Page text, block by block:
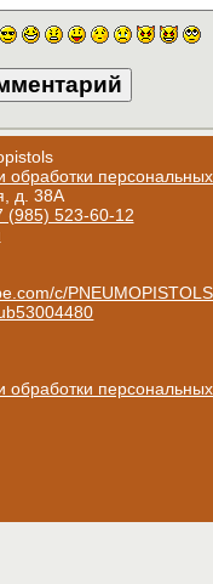
обработки
д. 38А
(985) 523-60-12
c/
обработки